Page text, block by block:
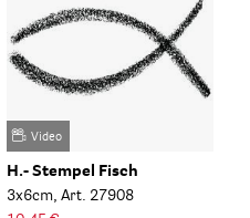
Video
H.- Stempel Fisch
3x6cm, Art. 27908